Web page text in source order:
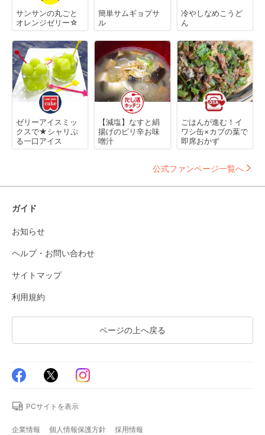
サンサンの丸ごと
オレンジゼリー☆
簡単サムギョプサ
ル
冷やしなめこうど
ん
ゼリーアイスミッ
クスで★シャリぷ
る一口アイス
【減塩】なすと絹
揚げのピリ辛お味
噌汁
ごはんが進む！イ
ワシ缶×カブの葉で
即席おかず
公式ファンページ一覧へ
ガイド
お知らせ
ヘルプ・お問い合わせ
サイトマップ
利用規約
ページの上へ戻る
PCサイトを表示
企業情報 個人情報保護方針 採用情報